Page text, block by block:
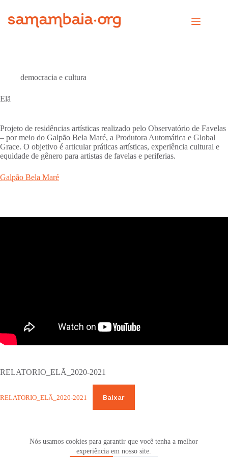
Nós usamos cookies para garantir que você tenha a melhor
experiência em nosso site.
democracia e cultura
Elã
Projeto de residências artísticas realizado pelo Observatório de Favelas
– por meio do Galpão Bela Maré, a Produtora Automática e Global
Grace. O objetivo é articular práticas artísticas, experiência cultural e
equidade de gênero para artistas de favelas e periferias.
Galpão Bela Maré
RELATORIO_ELÃ_2020-2021
RELATORIO_ELÃ_2020-2021 Baixar
PRÓXIMO